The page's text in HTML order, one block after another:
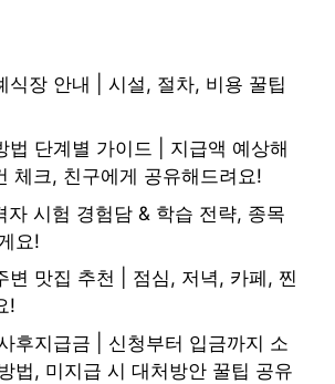
식장 안내 | 시설, 절차, 비용 꿀팁
법 단계별 가이드 | 지급액 예상해
체크, 친구에게 공유해드려요!
자 시험 경험담 & 학습 전략, 종목
요!
변 맛집 추천 | 점심, 저녁, 카페, 찐
!
후지급금 | 신청부터 입금까지 소
법, 미지급 시 대처방안 꿀팁 공유